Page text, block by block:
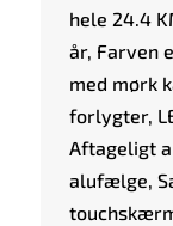
hele 24.4
år, Farven
med mørk
forlygter,
Aftageligt
alufælge,